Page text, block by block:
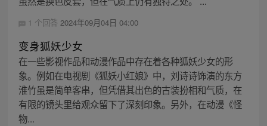
1 个回答 2024年09月04日 04:00
变身狐妖少女
在一些影视作品和动漫作品中存在着各种狐妖少女的形
象。例如在电视剧《狐妖小红娘》中，刘诗诗饰演的东方
淮竹虽是简单客串，但凭借其出色的古装扮相和气质，在
有限的镜头里给观众留下了深刻印象。另外，在动漫《怪
物...